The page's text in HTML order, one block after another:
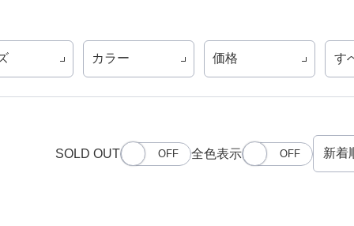
カラー 価格 す
SOLD OUT 全色表示